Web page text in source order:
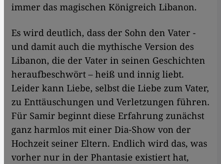
immer das magischen Königreich Libanon.
Es wird deutlich, dass der Sohn den Vater -
und damit auch die mythische Version des
Libanon, die der Vater in seinen Geschichten
heraufbeschwört – heiß und innig liebt.
Leider kann Liebe, selbst die Liebe zum Vater,
zu Enttäuschungen und Verletzungen führen.
Für Samir beginnt diese Erfahrung zunächst
ganz harmlos mit einer Dia-Show von der
Hochzeit seiner Eltern. Endlich wird das, was
vorher nur in der Phantasie existiert hat,